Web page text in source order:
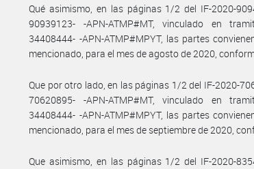
Qué asimismo, en las páginas 1/2 del IF-2020-
90939123- -APN-ATMP#MT, vinculado en
34408444- -APN-ATMP#MPYT, las partes
mencionado, para el mes de agosto de 2020,
Que por otro lado, en las páginas 1/2 del IF-2020-
70620895- -APN-ATMP#MT, vinculado en
34408444- -APN-ATMP#MPYT, las partes
mencionado, para el mes de septiembre de 2020,
Que asimismo, en las páginas 1/2 del IF-2020-